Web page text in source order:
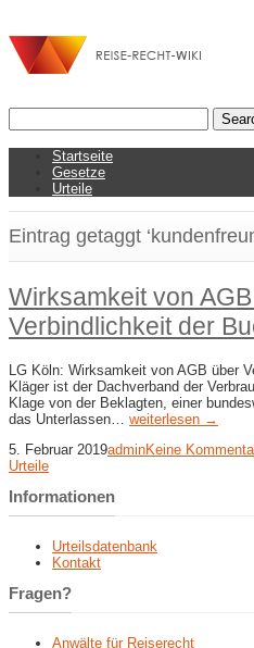
Startseite
Gesetze
Urteile
Eintrag getaggt
Wirksamkeit von
Verbindlichkeit der
LG Köln: Wirksamkeit von AGB über
Kläger ist der Dachverband der
Klage von der Beklagten, einer
das Unterlassen… weiterlesen →
5. Februar 2019adminKeine
Urteile
Informationen
Urteilsdatenbank
Kontakt
Fragen?
Anwälte für Reiserecht